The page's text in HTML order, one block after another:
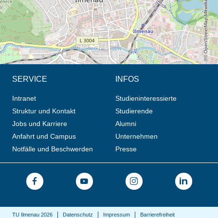
SERVICE
Intranet
Struktur und Kontakt
Jobs und Karriere
Anfahrt und Campus
Notfälle und Beschwerden
INFOS
Studieninteressierte
Studierende
Alumni
Unternehmen
Presse
TU Ilmenau 2026 Datenschutz Impressum Barrierefreiheit